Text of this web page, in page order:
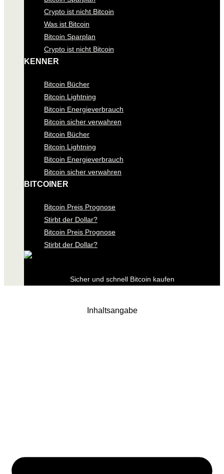
Crypto ist nicht Bitcoin
Was ist Bitcoin
Bitcoin Sparplan
Crypto ist nicht Bitcoin
KENNER
Bitcoin Bücher
Bitcoin Lightning
Bitcoin Energieverbrauch
Bitcoin sicher verwahren
Bitcoin Bücher
Bitcoin Lightning
Bitcoin Energieverbrauch
Bitcoin sicher verwahren
BITCOINER
Bitcoin Preis Prognose
Stirbt der Dollar?
Bitcoin Preis Prognose
Stirbt der Dollar?
Sicher und schnell Bitcoin kaufen
Inhaltsangabe